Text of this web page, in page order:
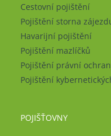
Cestovní pojištění
Pojištění storna
Havarijní pojištění
Pojištění mazlíčků
Pojištění právní
Pojištění
POJIŠŤOVNY